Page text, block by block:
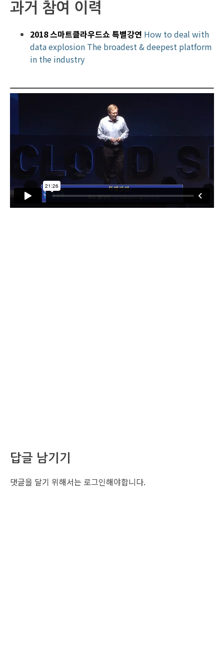
과거 참여 이력
2018 스마트클라우드쇼 특별강연 How to deal with
data explosion The broadest & deepest platform
in the industry
답글 남기기
댓글을 달기 위해서는 로그인해야합니다.